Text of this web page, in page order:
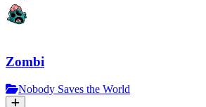
Zombi
Nobody Saves the World